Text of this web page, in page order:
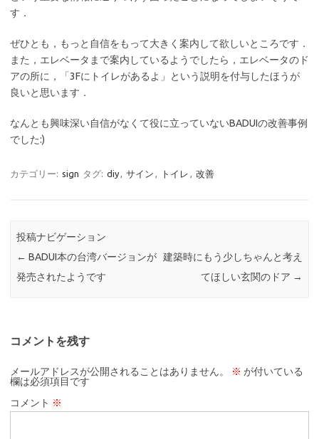
す．
ぜひとも，もっと自信をもって大きく案内して欲しいところです．
また，エレベータまで案内しているようでしたら，エレベータのド
アの所に，「3Fにトイレがあるよ」という説明を付与したほうが
良いと思います．
なんとも興味深い自信がなくて役に立っていないBADUIの改善事例
でした:)
カテゴリー: sign タグ: diy サイン トイレ 改善
投稿ナビゲーション
← BADUI本の台湾バージョンが
発売されたようです
建築時にもう少しちゃんと考え
てほしい玄関のドア →
コメントを残す
メールアドレスが公開されることはありません。 ※ が付いている
欄は必須項目です
コメント ※